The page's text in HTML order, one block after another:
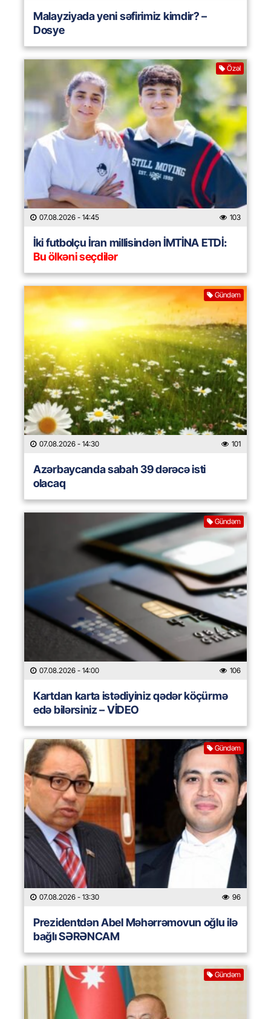
Malayziyada yeni səfirimiz kimdir? –
Dosye
Özəl
07.08.2026 - 14:45 103
İki futbolçu İran millisindən İMTİNA ETDİ:
Bu ölkəni seçdilər
Gündəm
07.08.2026 - 14:30 101
Azərbaycanda sabah 39 dərəcə isti
olacaq
Gündəm
07.08.2026 - 14:00 106
Kartdan karta istədiyiniz qədər köçürmə
edə bilərsiniz – VİDEO
Gündəm
07.08.2026 - 13:30 96
Prezidentdən Abel Məhərrəmovun oğlu ilə
bağlı SƏRƏNCAM
Gündəm